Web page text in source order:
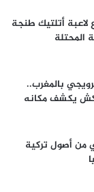
أتلتيك طنجة
المحتلة
بالمغرب..
يكشف مكانه
من أصول تركية